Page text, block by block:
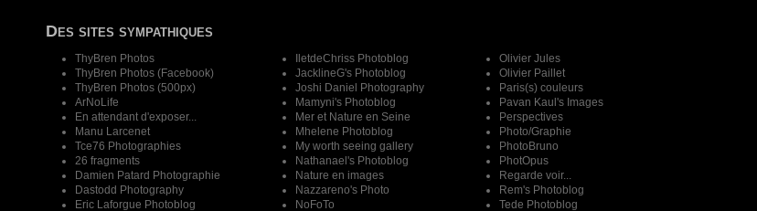
Des sites sympathiques
ThyBren Photos
ThyBren Photos (Facebook)
ThyBren Photos (500px)
ArNoLife
En attendant d'exposer...
Manu Larcenet
Tce76 Photographies
26 fragments
Damien Patard Photographie
Dastodd Photography
Eric Laforgue Photoblog
IletdeChriss Photoblog
JacklineG's Photoblog
Joshi Daniel Photography
Mamyni's Photoblog
Mer et Nature en Seine
Mhelene Photoblog
My worth seeing gallery
Nathanael's Photoblog
Nature en images
Nazzareno's Photo
NoFoTo
Olivier Jules
Olivier Paillet
Paris(s) couleurs
Pavan Kaul's Images
Perspectives
Photo/Graphie
PhotoBruno
PhotOpus
Regarde voir...
Rem's Photoblog
Tede Photoblog